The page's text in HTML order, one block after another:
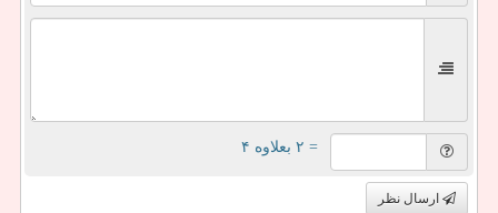
= ۲ بعلاوه ۴
ارسال نظر